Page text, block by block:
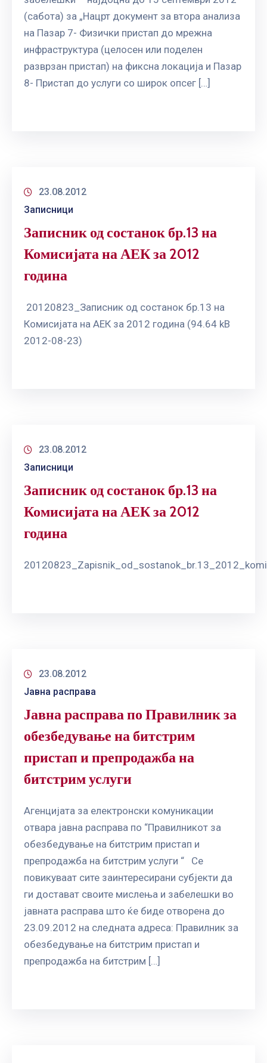
(сабота) за „Нацрт документ за втора анализа
на Пазар 7- Физички пристап до мрежна
инфраструктура (целосен или поделен
разврзан пристап) на фиксна локација и Пазар
8- Пристап до услуги со широк опсег […]
23.08.2012
Записници
Записник од состанок бр.13 на
Комисијата на АЕК за 2012
година
20120823_Записник од состанок бр.13 на
Комисијата на АЕК за 2012 година (94.64 kB
2012-08-23)
23.08.2012
Записници
Записник од состанок бр.13 на
Комисијата на АЕК за 2012
година
23.08.2012
Јавна расправа
Јавна расправа по Правилник за
обезбедување на битстрим
пристап и препродажба на
битстрим услуги
Агенцијата за електронски комуникации
отвара јавна расправа по “Правилникот за
обезбедување на битстрим пристап и
препродажба на битстрим услуги “ Се
повикуваат сите заинтересирани субјекти да
ги достават своите мислења и забелешки во
јавната расправа што ќе биде отворена до
23.09.2012 на следната адреса: Правилник за
обезбедување на битстрим пристап и
препродажба на битстрим […]